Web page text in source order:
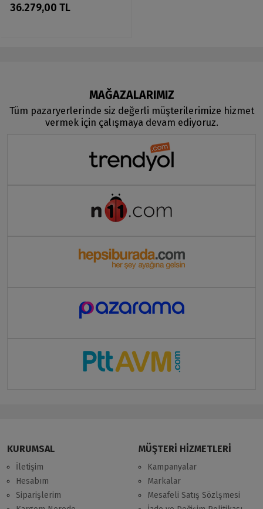
36.279,00 TL
MAĞAZALARIMIZ
Tüm pazaryerlerinde siz değerli müşterilerimize hizmet
vermek için çalışmaya devam ediyoruz.
KURUMSAL
İletişim
Hesabım
Siparişlerim
MÜŞTERİ HİZMETLERİ
Kampanyalar
Markalar
Mesafeli Satış Sözlşmesi